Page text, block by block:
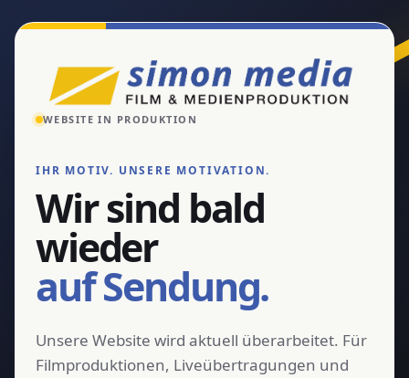
WEBSITE IN PRODUKTION
IHR MOTIV. UNSERE MOTIVATION.
Wir sind bald
wieder
auf Sendung.
Unsere Website wird aktuell überarbeitet. Für
Filmproduktionen, Liveübertragungen und